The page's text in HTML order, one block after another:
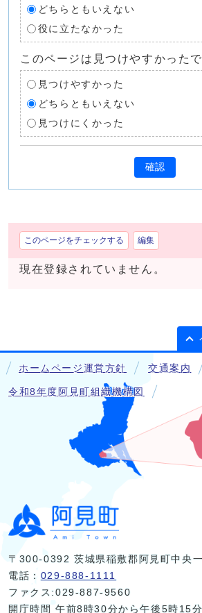
どちらともいえない
役に立たなかった
このページは見つけやすかった
見つけやすかった
どちらともいえない
見つけにくかった
確認
このページをチェックする 編集
現在登録されていません。
ホームページ運営方針 交通案内
令和8年度阿見町組織機構図
〒300-0392 茨城県稲敷郡阿見町中央
電話： 029-888-1111
ファクス:029-887-9560
開庁時間 午前8時30分から午後5時15